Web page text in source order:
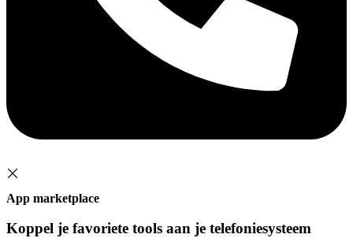
App marketplace
Koppel je favoriete tools aan je telefoniesysteem